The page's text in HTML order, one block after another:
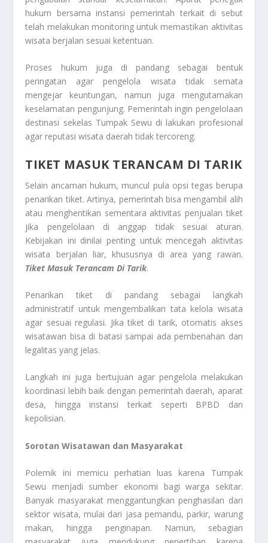
hukum bersama instansi pemerintah terkait di sebut
telah melakukan monitoring untuk memastikan aktivitas
wisata berjalan sesuai ketentuan.
Proses hukum juga di pandang sebagai bentuk
peringatan agar pengelola wisata tidak semata
mengejar keuntungan, namun juga mengutamakan
keselamatan pengunjung. Pemerintah ingin pengelolaan
destinasi sekelas Tumpak Sewu di lakukan profesional
agar reputasi wisata daerah tidak tercoreng.
TIKET MASUK TERANCAM DI TARIK
Selain ancaman hukum, muncul pula opsi tegas berupa
penarikan tiket. Artinya, pemerintah bisa mengambil alih
atau menghentikan sementara aktivitas penjualan tiket
jika pengelolaan di anggap tidak sesuai aturan.
Kebijakan ini dinilai penting untuk mencegah aktivitas
wisata berjalan liar, khususnya di area yang rawan.
Tiket Masuk Terancam Di Tarik.
Penarikan tiket di pandang sebagai langkah
administratif untuk mengembalikan tata kelola wisata
agar sesuai regulasi. Jika tiket di tarik, otomatis akses
wisatawan bisa di batasi sampai ada pembenahan dan
legalitas yang jelas.
Langkah ini juga bertujuan agar pengelola melakukan
koordinasi lebih baik dengan pemerintah daerah, aparat
desa, hingga instansi terkait seperti BPBD dan
kepolisian.
Sorotan Wisatawan dan Masyarakat
Polemik ini memicu perhatian luas karena Tumpak
Sewu menjadi sumber ekonomi bagi warga sekitar.
Banyak masyarakat menggantungkan penghasilan dari
sektor wisata, mulai dari jasa pemandu, parkir, warung
makan, hingga penginapan. Namun, sebagian